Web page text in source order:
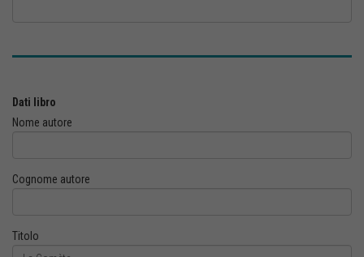
Dati libro
Nome autore
Cognome autore
Titolo